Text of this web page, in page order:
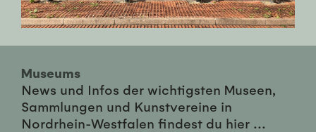
Museums
News und Infos der wichtigsten Museen,
Sammlungen und Kunstvereine in
Nordrhein-Westfalen findest du hier ...